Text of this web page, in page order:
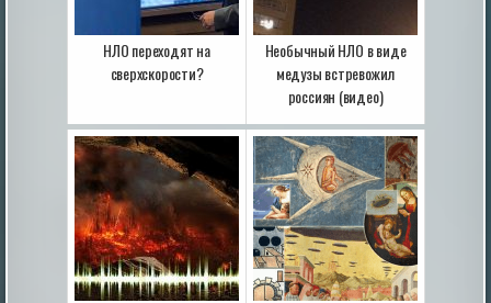
НЛО переходят на
сверхскорости?
Необычный НЛО в виде
медузы встревожил
россиян (видео)